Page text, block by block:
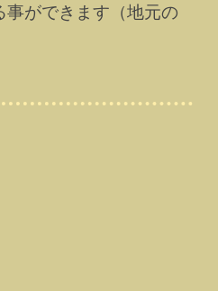
ができます（地元の